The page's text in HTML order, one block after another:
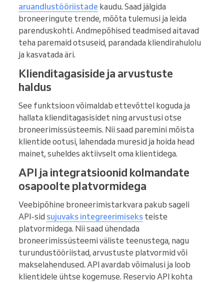
aruandlustööriistade kaudu. Saad jälgida
broneeringute trende, mõõta tulemusi ja leida
parenduskohti. Andmepõhised teadmised aitavad
teha paremaid otsuseid, parandada kliendirahulolu
ja kasvatada äri.
Klienditagasiside ja arvustuste
haldus
See funktsioon võimaldab ettevõttel koguda ja
hallata klienditagasisidet ning arvustusi otse
broneerimissüsteemis. Nii saad paremini mõista
klientide ootusi, lahendada muresid ja hoida head
mainet, suheldes aktiivselt oma klientidega.
API ja integratsioonid kolmandate
osapoolte platvormidega
Veebipõhine broneerimistarkvara pakub sageli
API-sid sujuvaks integreerimiseks teiste
platvormidega. Nii saad ühendada
broneerimissüsteemi väliste teenustega, nagu
turundustööriistad, arvustuste platvormid või
makselahendused. API avardab võimalusi ja loob
klientidele ühtse kogemuse. Reservio API kohta